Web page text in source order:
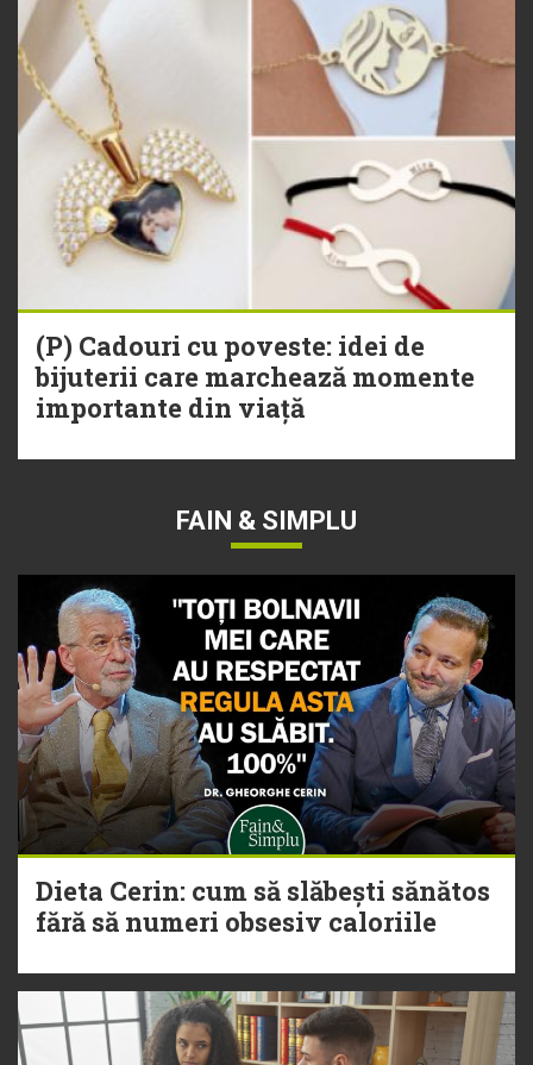
(P) Cadouri cu poveste: idei de
bijuterii care marchează momente
importante din viață
FAIN & SIMPLU
Dieta Cerin: cum să slăbești sănătos
fără să numeri obsesiv caloriile